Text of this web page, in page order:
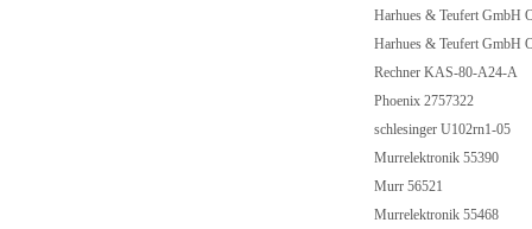
Harhues & Teufert GmbH
Harhues & Teufert GmbH
Rechner KAS-80-A24-A
Phoenix 2757322
schlesinger U102rn1-05
Murrelektronik 55390
Murr 56521
Murrelektronik 55468